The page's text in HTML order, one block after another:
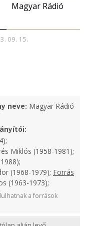
Magyar Rádió
09. 15.
neve: Magyar Rádió
Miklós (1958-1981);
(1968-1979); Forrás
(1963-1973);
a források